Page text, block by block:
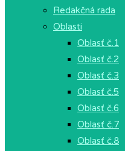
Redakčná rada
Oblasti
Oblasť č.1
Oblasť č.2
Oblasť č.3
Oblasť č.5
Oblasť č.6
Oblasť č.7
Oblasť č.8